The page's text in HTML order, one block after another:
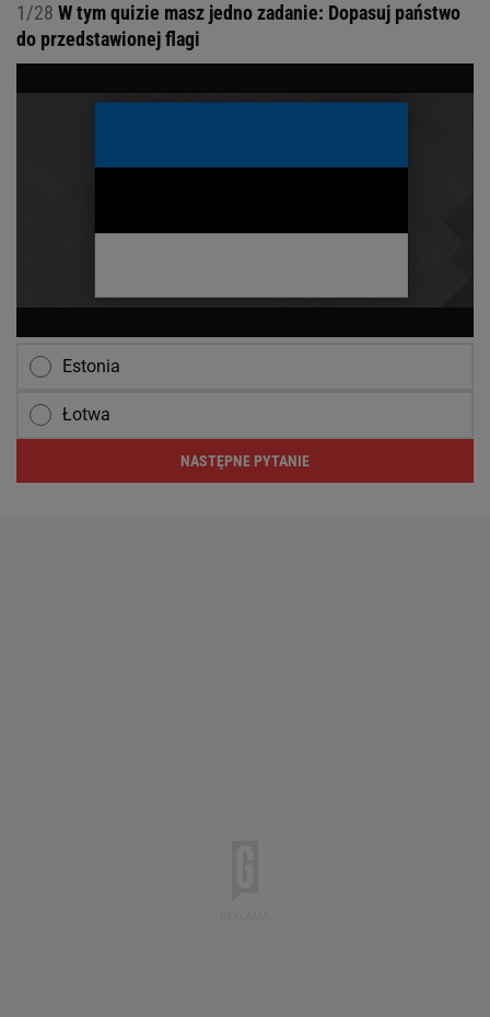
1/28 W tym quizie masz jedno zadanie: Dopasuj państwo
do przedstawionej flagi
Estonia
Łotwa
NASTĘPNE PYTANIE